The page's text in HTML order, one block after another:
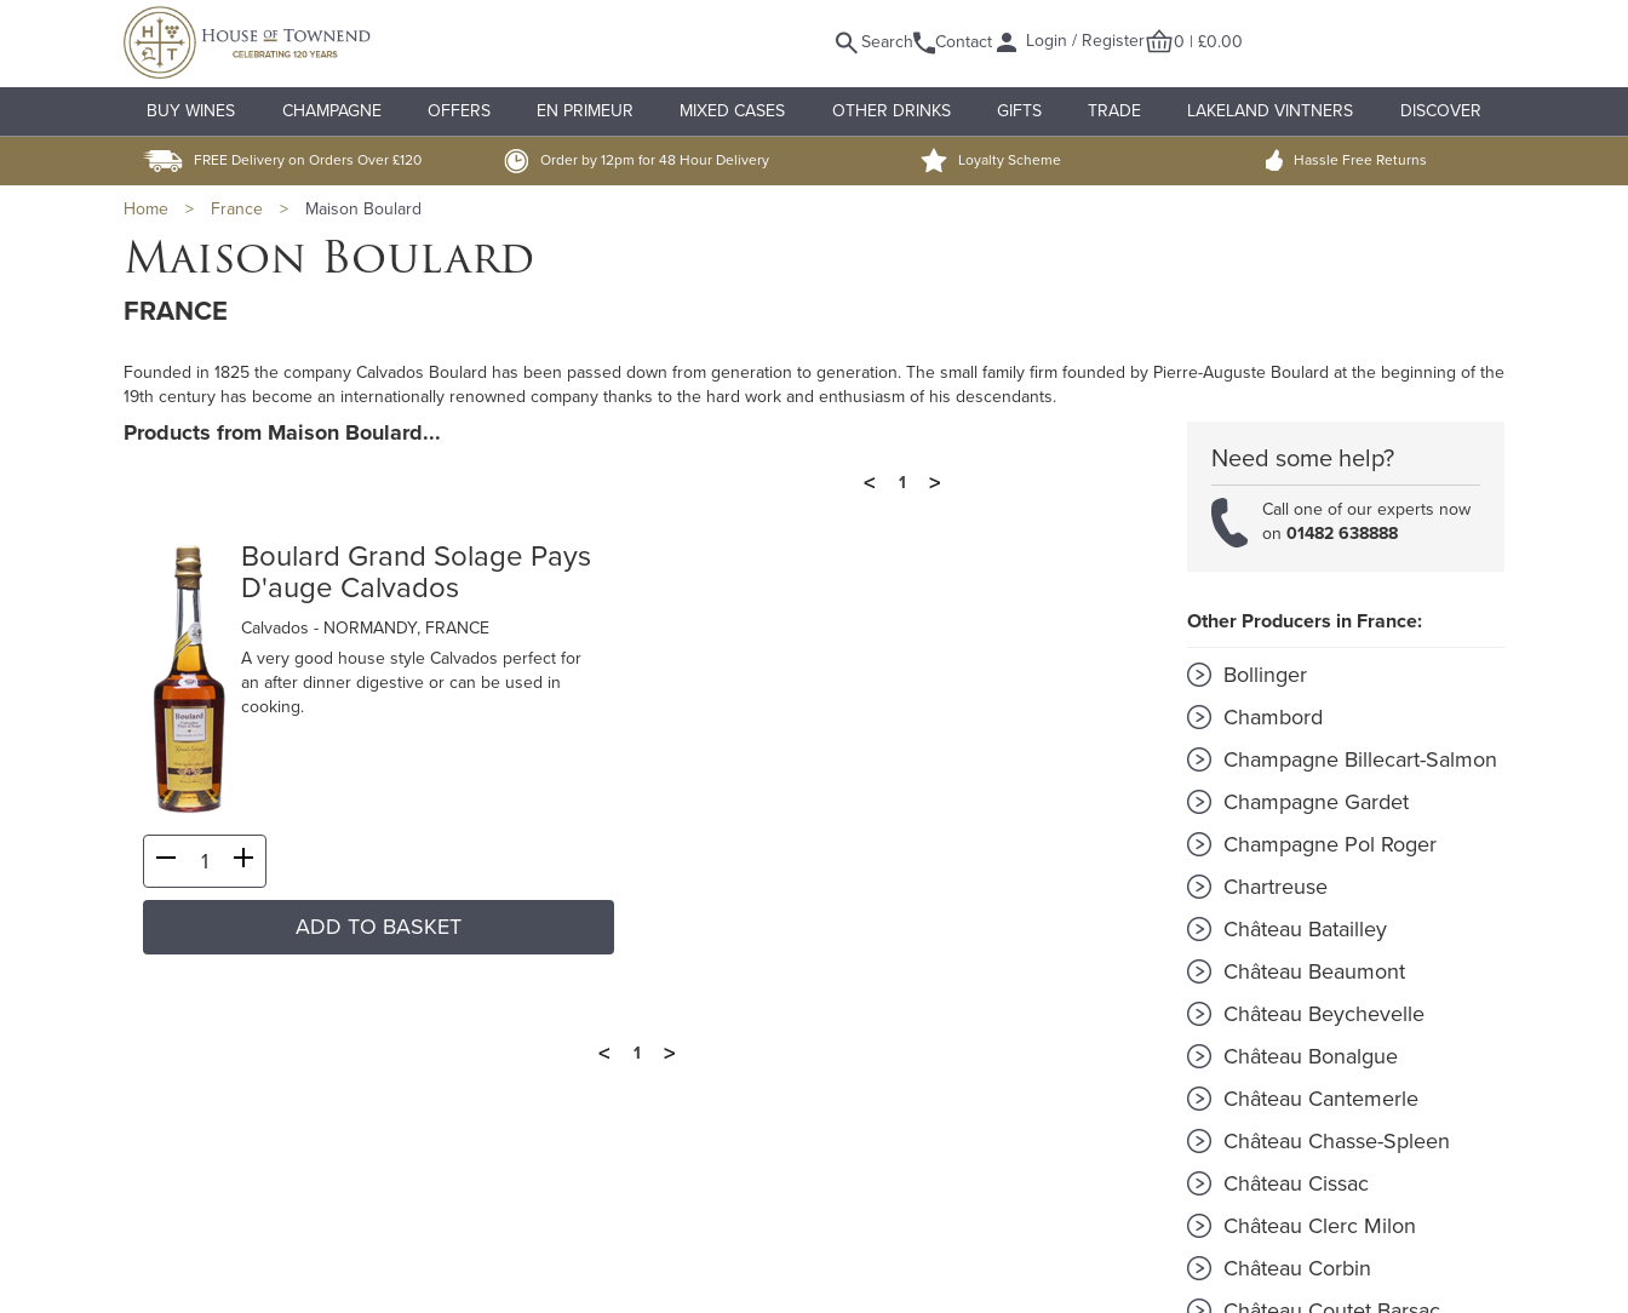
Search Contact Login / Register 0 | £0.00
BUY WINES CHAMPAGNE OFFERS EN PRIMEUR MIXED CASES OTHER DRINKS GIFTS TRADE LAKELAND VINTNERS DISCOVER
FREE Delivery on Orders Over £120 Order by 12pm for 48 Hour Delivery Loyalty Scheme Hassle Free Returns
Home > France > Maison Boulard
Maison Boulard
FRANCE
Founded in 1825 the company Calvados Boulard has been passed down from generation to generation. The small family firm founded by Pierre-Auguste Boulard at the beginning of the
19th century has become an internationally renowned company thanks to the hard work and enthusiasm of his descendants.
Products from Maison Boulard...
<
1 >
Boulard Grand Solage Pays
D'auge Calvados
Calvados - NORMANDY, FRANCE
A very good house style Calvados perfect for
an after dinner digestive or can be used in
cooking.
ADD TO BASKET
< 1 >
Need some help?
Call one of our experts now
on 01482 638888
Other Producers in France:
Bollinger
Chambord
Champagne Billecart-Salmon
Champagne Gardet
Champagne Pol Roger
Chartreuse
Château Batailley
Château Beaumont
Château Beychevelle
Château Bonalgue
Château Cantemerle
Château Chasse-Spleen
Château Cissac
Château Clerc Milon
Château Corbin